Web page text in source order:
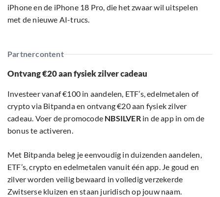
iPhone en de iPhone 18 Pro, die het zwaar wil uitspelen
met de nieuwe AI-trucs.
Partnercontent
Ontvang €20 aan fysiek zilver cadeau
Investeer vanaf €100 in aandelen, ETF’s, edelmetalen of
crypto via Bitpanda en ontvang €20 aan fysiek zilver
cadeau. Voer de promocode NBSILVERin de app in om de
bonus te activeren.
Met Bitpanda beleg je eenvoudig in duizenden aandelen,
ETF’s, crypto en edelmetalen vanuit één app. Je goud en
zilver worden veilig bewaard in volledig verzekerde
Zwitserse kluizen en staan juridisch op jouw naam.